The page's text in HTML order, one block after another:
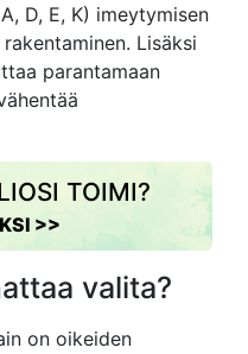
D, E, K) imeytymisen
Lisäksi
parantamaan
TOIMI?
>>
valita?
on oikeiden